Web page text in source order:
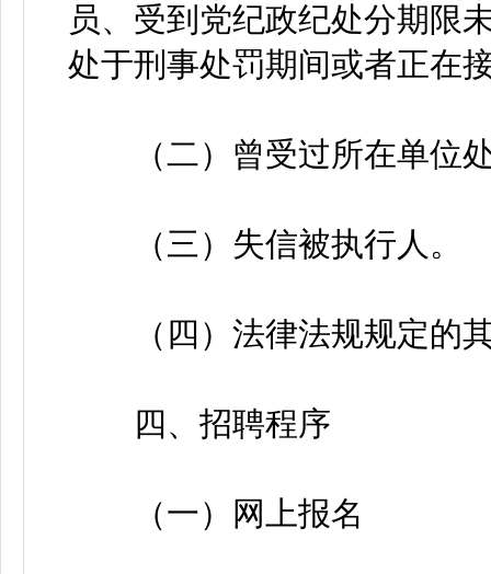
员、受到党纪政纪处分期限
处于刑事处罚期间或者正在
（二）曾受过所在单位
（三）失信被执行人。
（四）法律法规规定的
四、招聘程序
（一）网上报名